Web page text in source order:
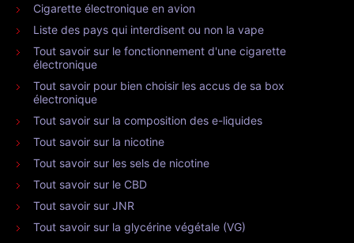
Cigarette électronique en avion
Liste des pays qui interdisent ou non la vape
Tout savoir sur le fonctionnement d'une cigarette
électronique
Tout savoir pour bien choisir les accus de sa box
électronique
Tout savoir sur la composition des e-liquides
Tout savoir sur la nicotine
Tout savoir sur les sels de nicotine
Tout savoir sur le CBD
Tout savoir sur JNR
Tout savoir sur la glycérine végétale (VG)